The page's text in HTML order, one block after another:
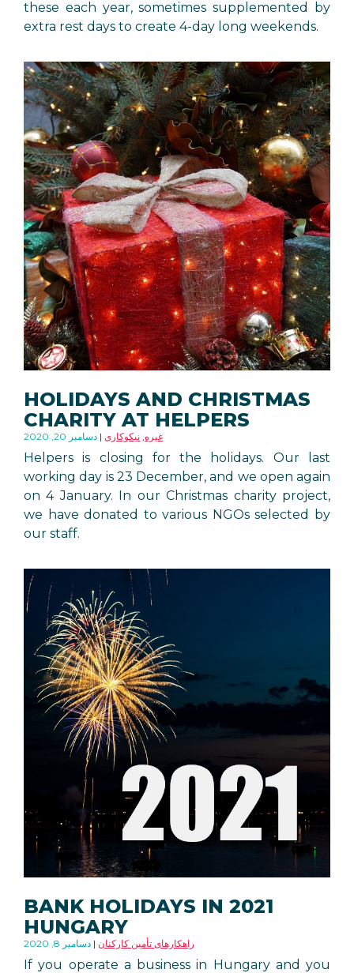
these each year, sometimes supplemented by
extra rest days to create 4-day long weekends.
HOLIDAYS AND CHRISTMAS
CHARITY AT HELPERS
دسامبر 20, 2020 غیره, نیکوکاری
Helpers is closing for the holidays. Our last
working day is 23 December, and we open again
on 4 January. In our Christmas charity project,
we have donated to various NGOs selected by
our staff.
BANK HOLIDAYS IN 2021
HUNGARY
دسامبر 8, 2020 راهکارهای تأمین کارکنان
If you operate a business in Hungary and you